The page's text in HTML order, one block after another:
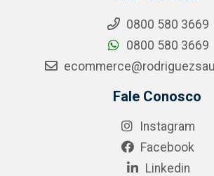
0800 580 3669
0800 580 3669
Fale Conosco
Instagram
Facebook
Linkedin